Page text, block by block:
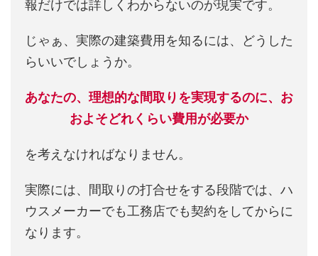
報だけでは詳しくわからないのが現実です。
じゃぁ、実際の建築費用を知るには、どうした
らいいでしょうか。
あなたの、理想的な間取りを実現するのに、お
およそどれくらい費用が必要か
を考えなければなりません。
実際には、間取りの打合せをする段階では、ハ
ウスメーカーでも工務店でも契約をしてからに
なります。